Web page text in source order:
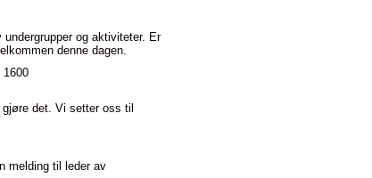
og aktiviteter. Er
denne dagen.
1600
det. Vi setter oss til
melding til leder av